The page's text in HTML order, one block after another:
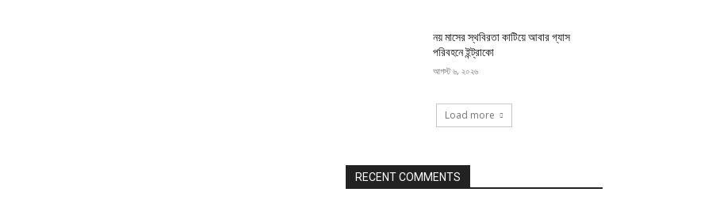
নয় মাসের স্থবিরতা কাটিয়ে আবার গ্যাস
পরিবহনে ইন্ট্রাকো
আগস্ট ৬, ২০২৬
Load more
RECENT COMMENTS